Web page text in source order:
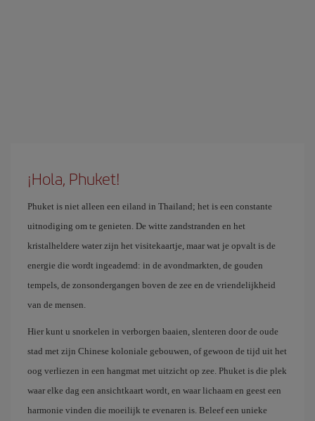
¡Hola, Phuket!
Phuket is niet alleen een eiland in Thailand; het is een constante
uitnodiging om te genieten. De witte zandstranden en het
kristalheldere water zijn het visitekaartje, maar wat je opvalt is de
energie die wordt ingeademd: in de avondmarkten, de gouden
tempels, de zonsondergangen boven de zee en de vriendelijkheid
van de mensen.
Hier kunt u snorkelen in verborgen baaien, slenteren door de oude
stad met zijn Chinese koloniale gebouwen, of gewoon de tijd uit het
oog verliezen in een hangmat met uitzicht op zee. Phuket is die plek
waar elke dag een ansichtkaart wordt, en waar lichaam en geest een
harmonie vinden die moeilijk te evenaren is. Beleef een unieke